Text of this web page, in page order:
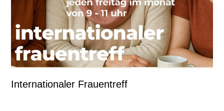
Internationaler Frauentreff